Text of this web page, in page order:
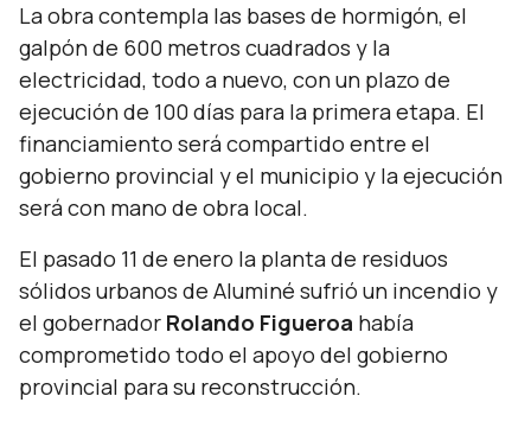
La obra contempla las bases de hormigón, el
galpón de 600 metros cuadrados y la
electricidad, todo a nuevo, con un plazo de
ejecución de 100 días para la primera etapa. El
financiamiento será compartido entre el
gobierno provincial y el municipio y la ejecución
será con mano de obra local.
El pasado 11 de enero la planta de residuos
sólidos urbanos de Aluminé sufrió un incendio y
el gobernador Rolando Figueroa había
comprometido todo el apoyo del gobierno
provincial para su reconstrucción.